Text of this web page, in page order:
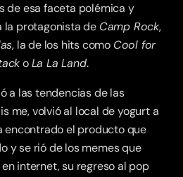
de esa faceta polémica y
la protagonista de Camp Rock,
, la de los hits como Cool for
o La La Land.
a las tendencias de las
me, volvió al local de yogurt a
encontrado el producto que
y se rió de los memes que
internet, su regreso al pop